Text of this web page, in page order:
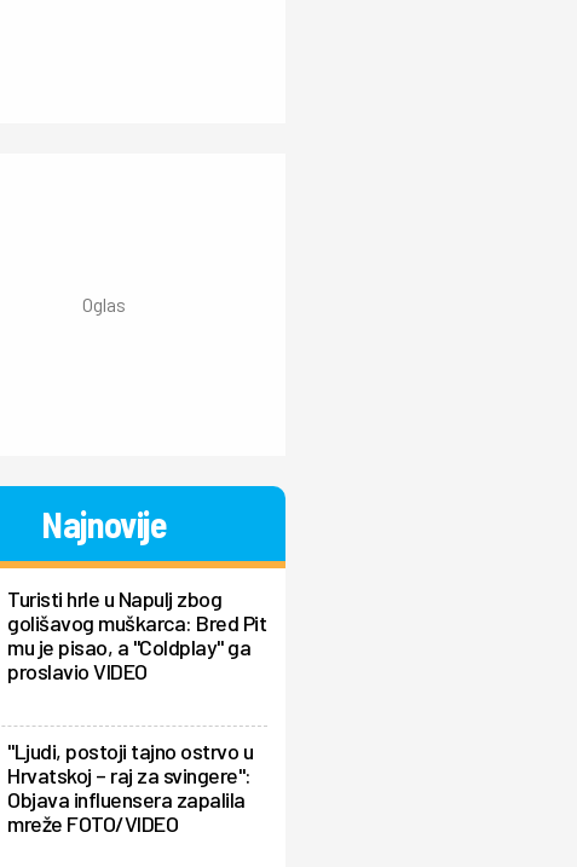
Najnovije
Turisti hrle u Napulj zbog
golišavog muškarca: Bred Pit
mu je pisao, a "Coldplay" ga
proslavio VIDEO
"Ljudi, postoji tajno ostrvo u
Hrvatskoj – raj za svingere":
Objava influensera zapalila
mreže FOTO/VIDEO